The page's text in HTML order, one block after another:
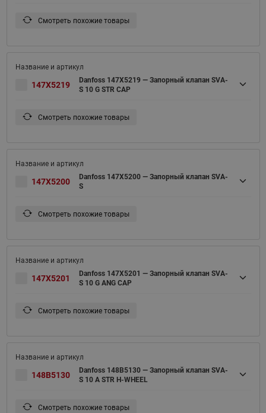
Смотреть похожие товары
147X5219
Danfoss 147X5219 — Запорный клапан SVA-
S 10 G STR CAP
Смотреть похожие товары
147X5200
Danfoss 147X5200 — Запорный клапан SVA-
S
Смотреть похожие товары
147X5201
Danfoss 147X5201 — Запорный клапан SVA-
S 10 G ANG CAP
Смотреть похожие товары
148B5130
Danfoss 148B5130 — Запорный клапан SVA-
S 10 A STR H-WHEEL
Смотреть похожие товары